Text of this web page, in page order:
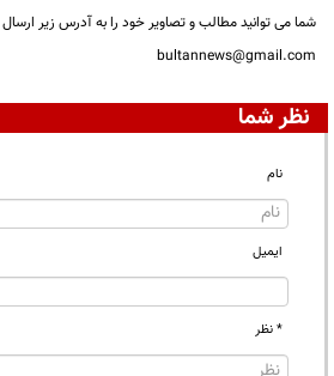
شما می توانید مطالب و تصاویر خود را به آدرس زیر ارسال
bultannews@gmail.com
نظر شما
نام
ایمیل
* نظر